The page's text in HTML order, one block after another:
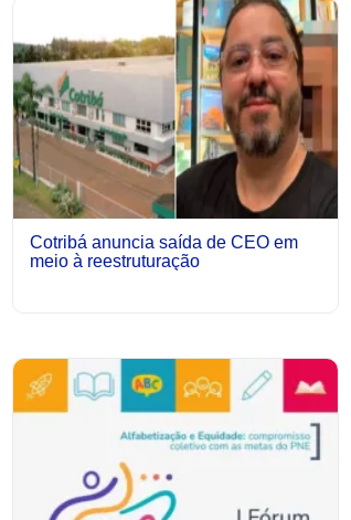
Cotribá anuncia saída de CEO em
meio à reestruturação